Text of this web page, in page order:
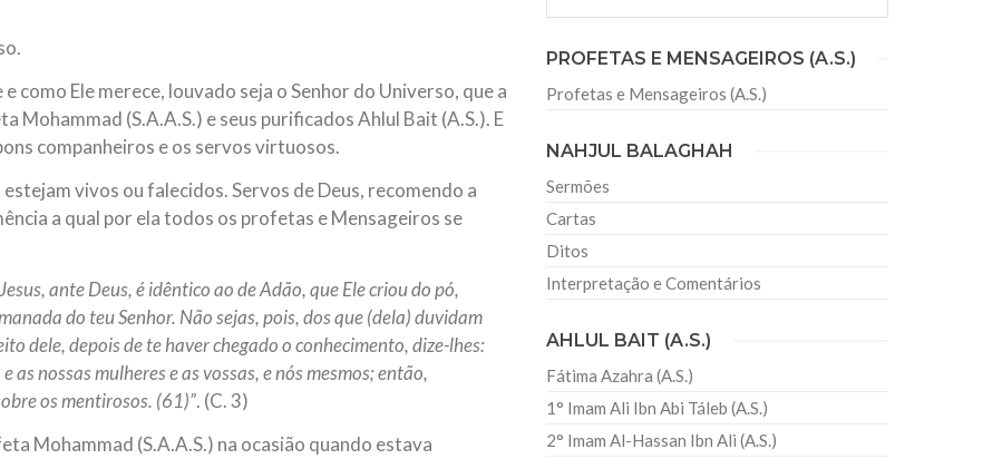
como Ele merece, louvado seja o Senhor do Universo, que a
Mohammad (S.A.A.S.) e seus purificados Ahlul Bait (A.S.). E
companheiros e os servos virtuosos.
vivos ou falecidos. Servos de Deus, recomendo a
a qual por ela todos os profetas e Mensageiros se
ante Deus, é idêntico ao de Adão, que Ele criou do pó,
do teu Senhor. Não sejas, pois, dos que (dela) duvidam
dele, depois de te haver chegado o conhecimento, dize-lhes:
as nossas mulheres e as vossas, e nós mesmos; então,
os mentirosos. (61)”. (C. 3)
Mohammad (S.A.A.S.) na ocasião quando estava
PROFETAS E MENSAGEIROS (A.S.)
Profetas e Mensageiros (A.S.)
NAHJUL BALAGHAH
Sermões
Cartas
Ditos
Interpretação e Comentários
AHLUL BAIT (A.S.)
Fátima Azahra (A.S.)
1° Imam Ali Ibn Abi Táleb (A.S.)
2° Imam Al-Hassan Ibn Ali (A.S.)